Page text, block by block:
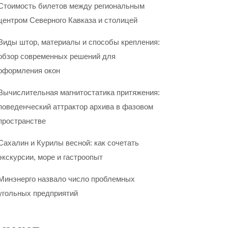
билетов между региональным
Северного Кавказа и столицей
штор, материалы и способы крепления:
современных решений для
окон
магнитостатика притяжения:
аттрактор архива в фазовом
и Курилы весной: как сочетать
море и гастроопыт
назвало число проблемных
предприятий